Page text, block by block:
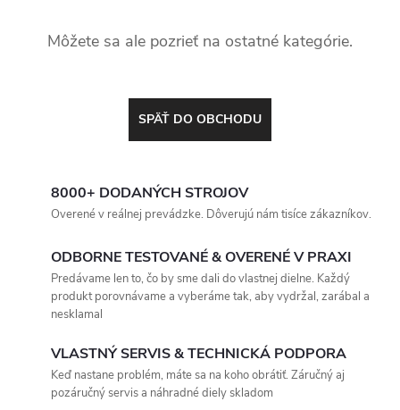
Môžete sa ale pozrieť na ostatné kategórie.
SPÄŤ DO OBCHODU
8000+ DODANÝCH STROJOV
Overené v reálnej prevádzke. Dôverujú nám tisíce zákazníkov.
ODBORNE TESTOVANÉ & OVERENÉ V PRAXI
Predávame len to, čo by sme dali do vlastnej dielne. Každý
produkt porovnávame a vyberáme tak, aby vydržal, zarábal a
nesklamal
VLASTNÝ SERVIS & TECHNICKÁ PODPORA
Keď nastane problém, máte sa na koho obrátiť. Záručný aj
pozáručný servis a náhradné diely skladom